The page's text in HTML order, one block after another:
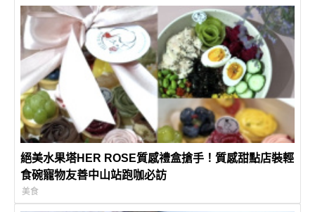
絕美水果塔HER ROSE質感禮盒搶手！質感甜點店裝輕
食碗寵物友善中山站跑咖必訪
美食